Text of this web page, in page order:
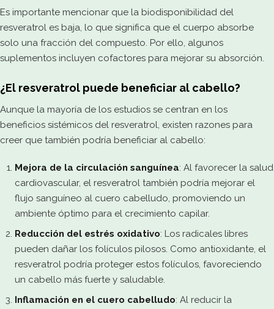
Es importante mencionar que la biodisponibilidad del
resveratrol es baja, lo que significa que el cuerpo absorbe
solo una fracción del compuesto. Por ello, algunos
suplementos incluyen cofactores para mejorar su absorción.
¿El resveratrol puede beneficiar al cabello?
Aunque la mayoría de los estudios se centran en los
beneficios sistémicos del resveratrol, existen razones para
creer que también podría beneficiar al cabello:
Mejora de la circulación sanguínea: Al favorecer la salud
cardiovascular, el resveratrol también podría mejorar el
flujo sanguíneo al cuero cabelludo, promoviendo un
ambiente óptimo para el crecimiento capilar.
Reducción del estrés oxidativo: Los radicales libres
pueden dañar los folículos pilosos. Como antioxidante, el
resveratrol podría proteger estos folículos, favoreciendo
un cabello más fuerte y saludable.
Inflamación en el cuero cabelludo: Al reducir la